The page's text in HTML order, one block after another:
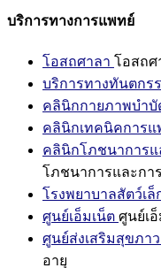
บริการทางการแพทย์
โอสถศาลา โอสถศ
บริการทางทันตกร
คลินิกกายภาพบำบั
คลินิกเทคนิคการแ
คลินิกโภชนาการ
โภชนาการและกา
โรงพยาบาลสัตว์เล็
ศูนย์เอ็มเน็ต ศูนย์เ
ศูนย์ส่งเสริมสุขภา
อายุ